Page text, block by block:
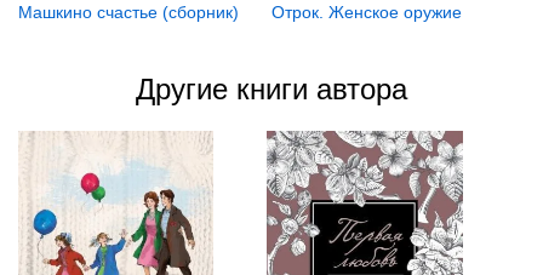
Машкино счастье (сборник) Отрок. Женское оружие
Другие книги автора